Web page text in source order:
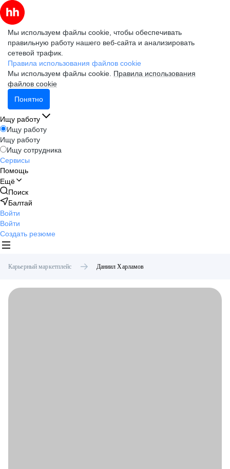
Мы используем файлы cookie, чтобы обеспечивать
правильную работу нашего веб-сайта и анализировать
сетевой трафик.
Правила использования файлов cookie
Мы используем файлы cookie. Правила использования
файлов cookie
Понятно
Ищу работу
Ищу работу
Ищу работу
Ищу сотрудника
Сервисы
Помощь
Ещё
Поиск
Балтай
Войти
Войти
Создать резюме
Карьерный маркетплейс Даниил Харламов